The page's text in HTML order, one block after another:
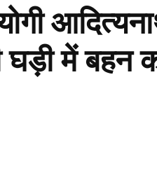
में बहन